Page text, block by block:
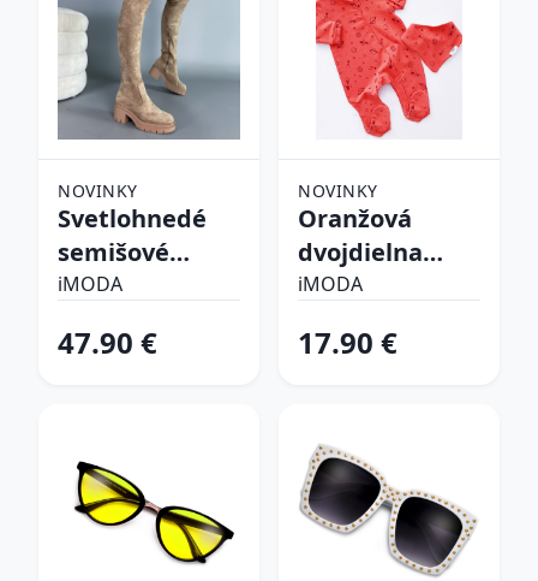
NOVINKY
Svetlohnedé
semišové
vysoké čižmy
iMODA
47.90 €
NOVINKY
Oranžová
dvojdielna
bavlnená
iMODA
17.90 €